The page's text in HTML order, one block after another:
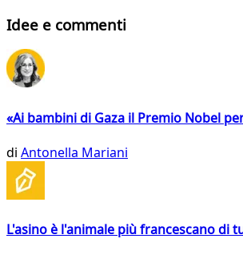
Idee e commenti
«Ai bambini di Gaza il Premio Nobel
di Antonella Mariani
L'asino è l'animale più francescano di